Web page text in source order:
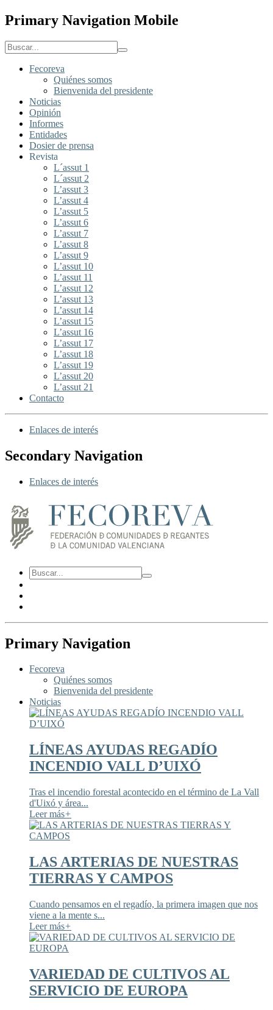
Primary Navigation Mobile
Fecoreva
Quiénes somos
Bienvenida del presidente
Noticias
Opinión
Informes
Entidades
Dosier de prensa
Revista
L´assut 1
L´assut 2
L’assut 3
L’assut 4
L’assut 5
L’assut 6
L’assut 7
L’assut 8
L’assut 9
L’assut 10
L’assut 11
L’assut 12
L’assut 13
L’assut 14
L’assut 15
L’assut 16
L’assut 17
L’assut 18
L’assut 19
L’assut 20
L’assut 21
Contacto
Enlaces de interés
Secondary Navigation
Enlaces de interés
Primary Navigation
Fecoreva
Quiénes somos
Bienvenida del presidente
Noticias
LÍNEAS AYUDAS REGADÍO
INCENDIO VALL D’UIXÓ
Tras el incendio forestal acontecido en el término de La Vall
d'Uixó y área...
Leer más+
LAS ARTERIAS DE NUESTRAS
TIERRAS Y CAMPOS
Cuando pensamos en el regadío, la primera imagen que nos
viene a la mente s...
Leer más+
VARIEDAD DE CULTIVOS AL
SERVICIO DE EUROPA